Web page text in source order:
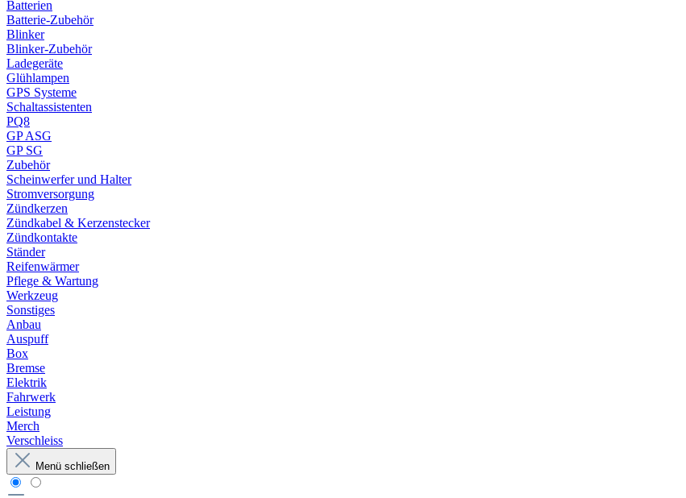
Batterien
Batterie-Zubehör
Blinker
Blinker-Zubehör
Ladegeräte
Glühlampen
GPS Systeme
Schaltassistenten
PQ8
GP ASG
GP SG
Zubehör
Scheinwerfer und Halter
Stromversorgung
Zündkerzen
Zündkabel & Kerzenstecker
Zündkontakte
Ständer
Reifenwärmer
Pflege & Wartung
Werkzeug
Sonstiges
Anbau
Auspuff
Box
Bremse
Elektrik
Fahrwerk
Leistung
Merch
Verschleiss
Menü schließen